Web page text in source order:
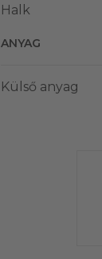
Halk
ANYAG
Külső anyag